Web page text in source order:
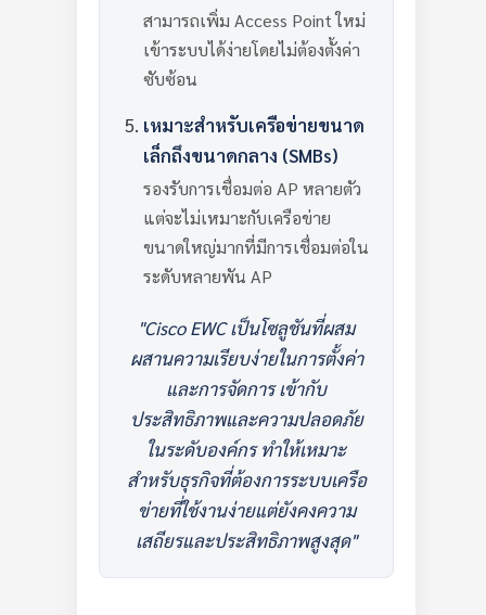
สามารถเพิ่ม Access Point ใหม่
เข้าระบบได้ง่ายโดยไม่ต้องตั้งค่า
ซับซ้อน
เหมาะสำหรับเครือข่ายขนาด
เล็กถึงขนาดกลาง (SMBs)
รองรับการเชื่อมต่อ AP หลายตัว
แต่จะไม่เหมาะกับเครือข่าย
ขนาดใหญ่มากที่มีการเชื่อมต่อใน
ระดับหลายพัน AP
"Cisco EWC เป็นโซลูชันที่ผสม
ผสานความเรียบง่ายในการตั้งค่า
และการจัดการ เข้ากับ
ประสิทธิภาพและความปลอดภัย
ในระดับองค์กร ทำให้เหมาะ
สำหรับธุรกิจที่ต้องการระบบเครือ
ข่ายที่ใช้งานง่ายแต่ยังคงความ
เสถียรและประสิทธิภาพสูงสุด"